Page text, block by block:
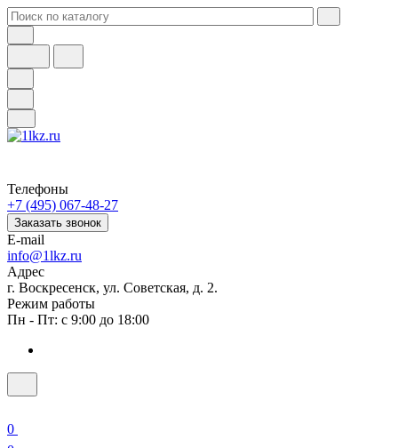
Телефоны
+7 (495) 067-48-27
Заказать звонок
E-mail
info@1lkz.ru
Адрес
г. Воскресенск, ул. Советская, д. 2.
Режим работы
Пн - Пт: с 9:00 до 18:00
0